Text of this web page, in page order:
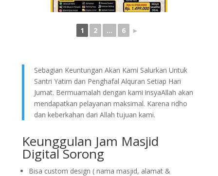
1 2 ... 6 ►
Sebagian Keuntungan Akan Kami Salurkan Untuk
Santri Yatim dan Penghafal Alquran Setiap Hari
Jumat. Bermuamalah dengan kami insyaAllah akan
mendapatkan pelayanan maksimal. Karena ridho
dan keberkahan dari Allah tujuan kami.
Keunggulan Jam Masjid
Digital Sorong
Bisa custom design ( nama masjid, alamat &